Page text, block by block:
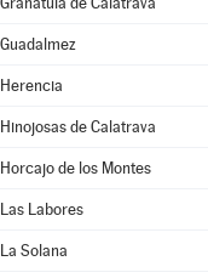
Guadalmez
Herencia
Hinojosas de Calatrava
Horcajo de los Montes
Las Labores
La Solana